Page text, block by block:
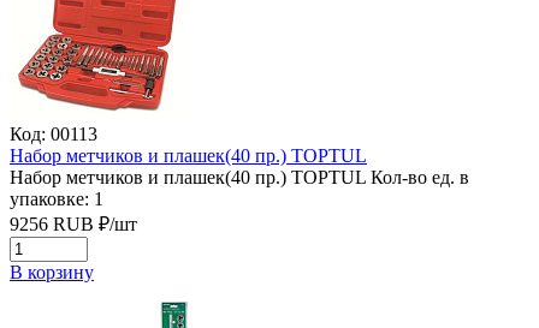
Код: 00113
Набор метчиков и плашек(40 пр.) TOPTUL
Набор метчиков и плашек(40 пр.) TOPTUL Кол-во ед. в
упаковке: 1
9256 RUB ₽/шт
В корзину